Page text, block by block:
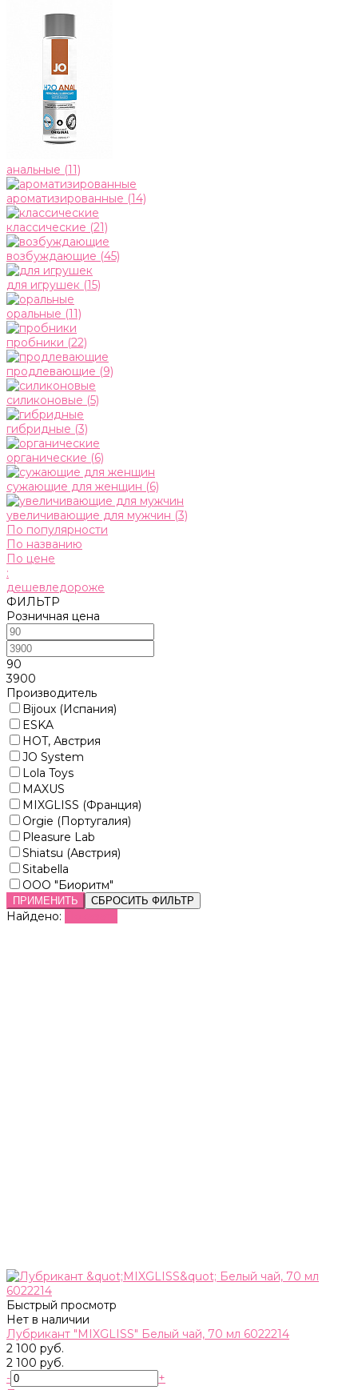
анальные (11)
ароматизированные (14)
классические (21)
возбуждающие (45)
для игрушек (15)
оральные (11)
пробники (22)
продлевающие (9)
силиконовые (5)
гибридные (3)
органические (6)
сужающие для женщин (6)
увеличивающие для мужчин (3)
По популярности
По названию
По цене
:
дешевледороже
ФИЛЬТР
Розничная цена
90
3900
Производитель
Bijoux (Испания)
ESKA
HOT, Австрия
JO System
Lola Toys
MAXUS
MIXGLISS (Франция)
Orgie (Португалия)
Pleasure Lab
Shiatsu (Австрия)
Sitabella
ООО "Биоритм"
ПРИМЕНИТЬ СБРОСИТЬ ФИЛЬТР
Найдено:
Быстрый просмотр
Нет в наличии
Лубрикант "MIXGLISS" Белый чай, 70 мл 6022214
2 100 руб.
2 100 руб.
-
+